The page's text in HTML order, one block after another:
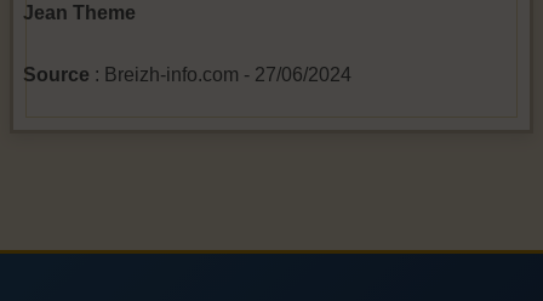
Jean Theme
Source : Breizh-info.com - 27/06/2024